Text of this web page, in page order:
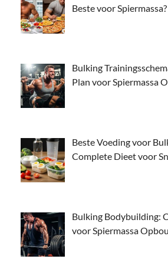
Beste voor Spiermassa?
Bulking
Plan voor Spiermassa
Beste Voeding voor
Complete Dieet voor
Bulking Bodybuilding:
voor Spiermassa